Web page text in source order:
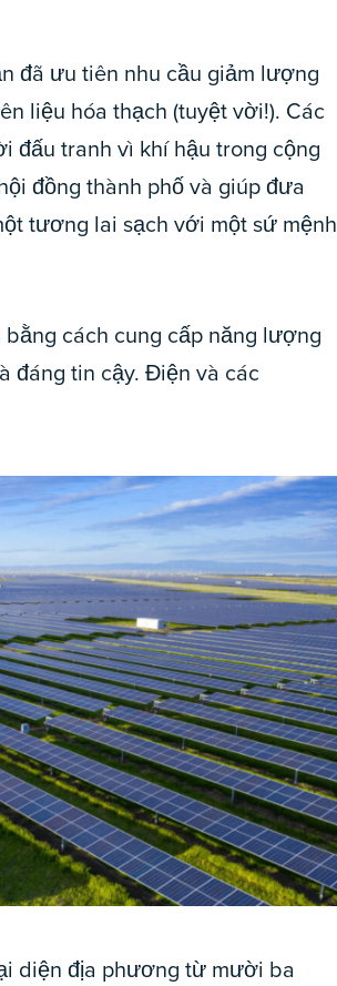
đã ưu tiên nhu cầu giảm lượng
liệu hóa thạch (tuyệt vời!). Các
đấu tranh vì khí hậu trong cộng
đồng thành phố và giúp đưa
tương lai sạch với một sứ mệnh
cách cung cấp năng lượng
đáng tin cậy. Điện và các
diện địa phương từ mười ba